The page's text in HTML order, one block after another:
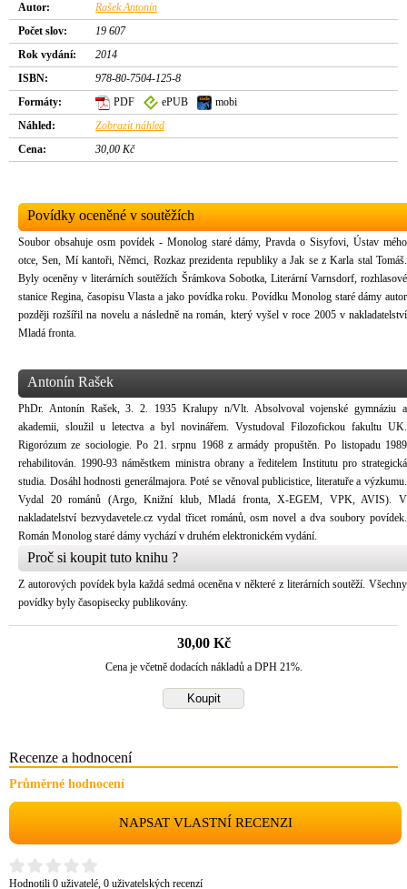
Autor:
Rašek Antonín
Počet slov:
19 607
Rok vydání:
2014
ISBN:
978-80-7504-125-8
Formáty:
PDF ePUB
mobi
Náhled:
Zobrazit náhled
Cena:
30,00 Kč
Povídky oceněné v soutěžích
Soubor obsahuje osm povídek - Monolog staré dámy, Pravda o Sisyfovi, Ústav mého
otce, Sen, Mí kantoři, Němci, Rozkaz prezidenta republiky a Jak se z Karla stal Tomáš.
Byly oceněny v literárních soutěžích Šrámkova Sobotka, Literární Varnsdorf, rozhlasové
stanice Regina, časopisu Vlasta a jako povídka roku. Povídku Monolog staré dámy autor
později rozšířil na novelu a následně na román, který vyšel v roce 2005 v nakladatelství
Mladá fronta.
Antonín Rašek
PhDr. Antonín Rašek, 3. 2. 1935 Kralupy n/Vlt. Absolvoval vojenské gymnáziu a
akademii, sloužil u letectva a byl novinářem. Vystudoval Filozofickou fakultu UK.
Rigorózum ze sociologie. Po 21. srpnu 1968 z armády propuštěn. Po listopadu 1989
rehabilitován. 1990-93 náměstkem ministra obrany a ředitelem Institutu pro strategická
studia. Dosáhl hodnosti generálmajora. Poté se věnoval publicistice, literatuře a výzkumu.
Vydal 20 románů (Argo, Knižní klub, Mladá fronta, X-EGEM, VPK, AVIS). V
nakladatelství bezvydavetele.cz vydal třicet románů, osm novel a dva soubory povídek.
Román Monolog staré dámy vychází v druhém elektronickém vydání.
Proč si koupit tuto knihu ?
Z autorových povídek byla každá sedmá oceněna v některé z literárních soutěží. Všechny
povídky byly časopisecky publikovány.
30,00 Kč
Cena je včetně dodacích nákladů a DPH 21%.
Recenze a hodnocení
Průměrné hodnocení
NAPSAT VLASTNÍ RECENZI
Hodnotili 0 uživatelé, 0 uživatelských recenzí